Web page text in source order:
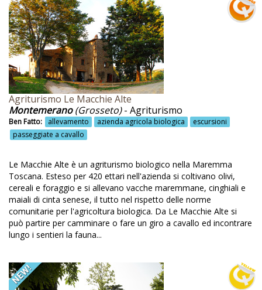
Eventi
Eventi culturali
Eventi musicali
Fattoria
Fattoria animali domestici
Fattoria biologica
Fattoria didattica
Ferrara
Fioritura dei ciliegi
Firenze
Fitodepurazione
Forno di Zoldo
Agriturismo Le Macchie Alte
Montemerano(Grosseto)- Agriturismo
Ben Fatto: allevamento azienda agricola biologica
escursioni
passeggiate a cavallo
Le Macchie Alte è un agriturismo biologico nella Maremma
Toscana. Esteso per 420 ettari nell'azienda si coltivano olivi,
cereali e foraggio e si allevano vacche maremmane, cinghiali e
maiali di cinta senese, il tutto nel rispetto delle norme
comunitarie per l'agricoltura biologica. Da Le Macchie Alte si
può partire per camminare o fare un giro a cavallo ed incontrare
lungo i sentieri la fauna...